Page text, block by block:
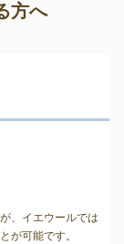
方へ
、イエウールでは
が可能です。